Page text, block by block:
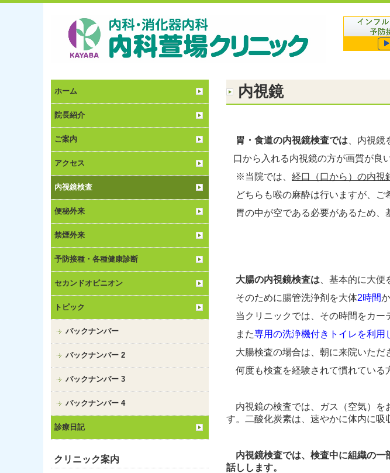
ホーム
院長紹介
ご案内
アクセス
内視鏡検査
便秘外来
禁煙外来
予防接種・各種健康診断
セカンドオピニオン
トピック
バックナンバー
バックナンバー 2
バックナンバー 3
バックナンバー 4
診療日記
クリニック案内
内視鏡
胃・食道の内視鏡検査では 、内視
口から入れる内視鏡の方が画質が良
※当院では、 経口（口から）の内視
どちらも喉の麻酔は行いますが、ご
胃の中が空である必要があるため、
大腸の内視鏡検査は 、基本的に大
そのために腸管洗浄剤を大体2時間
当クリニックでは、その時間をカー
また専用の洗浄機付きトイレを利用
大腸検査の場合は、朝に来院いただ
何度も検査を経験されて慣れている
内視鏡の検査では、ガス（空気）を
す。二酸化炭素は、速やかに体内に吸
内視鏡検査では、検査中に組織の
話しします。